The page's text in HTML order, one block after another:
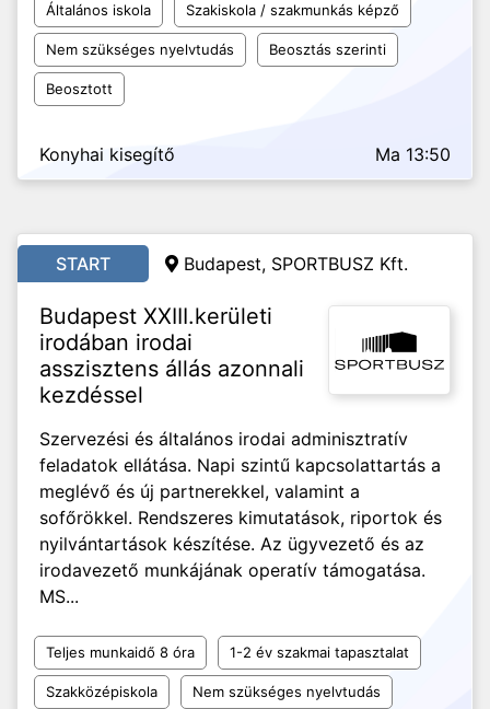
Általános iskola Szakiskola / szakmunkás képző
Nem szükséges nyelvtudás Beosztás szerinti
Beosztott
Konyhai kisegítő Ma 13:50
START Budapest, SPORTBUSZ Kft.
Budapest XXIII.kerületi
irodában irodai
asszisztens állás azonnali
kezdéssel
Szervezési és általános irodai adminisztratív
feladatok ellátása. Napi szintű kapcsolattartás a
meglévő és új partnerekkel, valamint a
sofőrökkel. Rendszeres kimutatások, riportok és
nyilvántartások készítése. Az ügyvezető és az
irodavezető munkájának operatív támogatása.
MS...
Teljes munkaidő 8 óra 1-2 év szakmai tapasztalat
Szakközépiskola Nem szükséges nyelvtudás